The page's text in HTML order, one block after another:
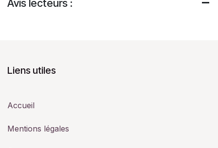
Avis lecteurs :
Liens utiles
Accueil
Mentions légales